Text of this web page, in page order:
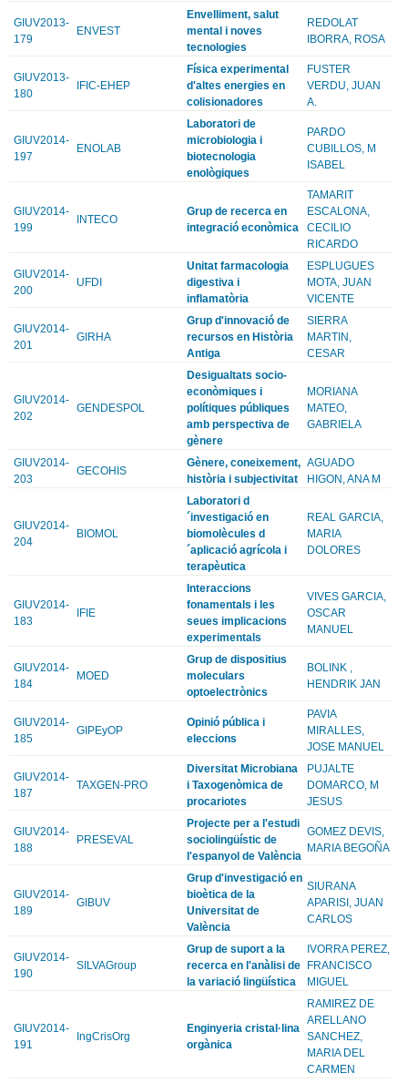
GIUV2013-
179
ENVEST
Envelliment, salut
mental i noves
tecnologies
REDOLAT
IBORRA, ROSA
GIUV2013-
180
IFIC-EHEP
Física experimental
d'altes energies en
colisionadores
FUSTER
VERDU, JUAN
A.
GIUV2014-
197
ENOLAB
Laboratori de
microbiologia i
biotecnologia
enològiques
PARDO
CUBILLOS, M
ISABEL
GIUV2014-
199
INTECO
Grup de recerca en
integració econòmica
TAMARIT
ESCALONA,
CECILIO
RICARDO
GIUV2014-
200
UFDI
Unitat farmacologia
digestiva i
inflamatòria
ESPLUGUES
MOTA, JUAN
VICENTE
GIUV2014-
201
GIRHA
Grup d'innovació de
recursos en Història
Antiga
SIERRA
MARTIN,
CESAR
GIUV2014-
202
GENDESPOL
Desigualtats socio-
econòmiques i
polítiques públiques
amb perspectiva de
gènere
MORIANA
MATEO,
GABRIELA
GIUV2014-
203
GECOHIS
Gènere, coneixement,
història i subjectivitat
AGUADO
HIGON, ANA M
GIUV2014-
204
BIOMOL
Laboratori d
´investigació en
biomolècules d
´aplicació agrícola i
terapèutica
REAL GARCIA,
MARIA
DOLORES
GIUV2014-
183
IFIE
Interaccions
fonamentals i les
seues implicacions
experimentals
VIVES GARCIA,
OSCAR
MANUEL
GIUV2014-
184
MOED
Grup de dispositius
moleculars
optoelectrònics
BOLINK ,
HENDRIK JAN
GIUV2014-
185
GIPEyOP
Opinió pública i
eleccions
PAVIA
MIRALLES,
JOSE MANUEL
GIUV2014-
187
TAXGEN-PRO
Diversitat Microbiana
i Taxogenòmica de
procariotes
PUJALTE
DOMARCO, M
JESUS
GIUV2014-
188
PRESEVAL
Projecte per a l'estudi
sociolingüístic de
l'espanyol de València
GOMEZ DEVIS,
MARIA BEGOÑA
GIUV2014-
189
GIBUV
Grup d'investigació en
bioètica de la
Universitat de
València
SIURANA
APARISI, JUAN
CARLOS
GIUV2014-
190
SILVAGroup
Grup de suport a la
recerca en l'anàlisi de
la variació lingüística
IVORRA PEREZ,
FRANCISCO
MIGUEL
GIUV2014-
191
IngCrisOrg
Enginyeria cristal·lina
orgànica
RAMIREZ DE
ARELLANO
SANCHEZ,
MARIA DEL
CARMEN